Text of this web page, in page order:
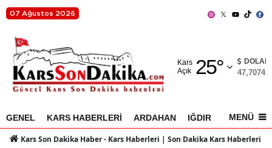
07 Ağustos 2026
Kars
Açık 25°
Adıyaman
Ağrı
Amasya
DOLAR
47,7074
GENEL KARS HABERLERİ ARDAHAN IĞDIR AKYAKA
MENÜ
Kars Son Dakika Haber - Kars Haberleri | Son Dakika Kars Haberleri